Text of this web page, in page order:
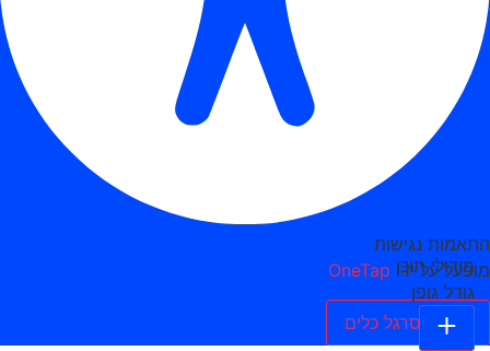
התאמות נגישות
מופעל על ידי OneTap
הסתר סרגל כלים
מודולי תוכן
גודל גופן